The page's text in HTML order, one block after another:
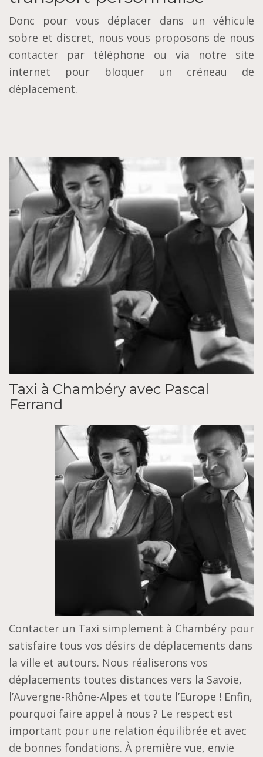
Donc pour vous déplacer dans un véhicule
sobre et discret, nous vous proposons de nous
contacter par téléphone ou via notre site
internet pour bloquer un créneau de
déplacement.
Taxi à Chambéry avec Pascal
Ferrand
Contacter un Taxi simplement à Chambéry pour
satisfaire tous vos désirs de déplacements dans
la ville et autours. Nous réaliserons vos
déplacements toutes distances vers la Savoie,
l’Auvergne-Rhône-Alpes et toute l’Europe ! Enfin,
pourquoi faire appel à nous ? Le respect est
important pour une relation équilibrée et avec
de bonnes fondations. À première vue, envie